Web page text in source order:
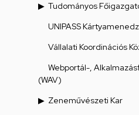
Tudományos
UNIPASS
Vállalati Koordinációs
Webportál-,
(WAV)
Zeneművészeti Kar